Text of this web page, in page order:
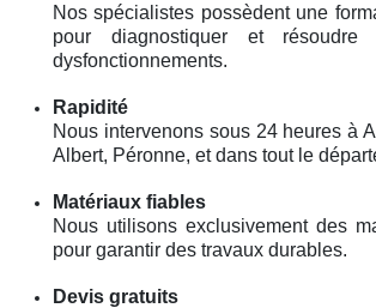
Nos spécialistes possèdent une
pour diagnostiquer et
dysfonctionnements.
Rapidité
Nous intervenons sous 24 heures à
Albert, Péronne, et dans tout le
Matériaux fiables
Nous utilisons exclusivement des
pour garantir des travaux durables.
Devis gratuits